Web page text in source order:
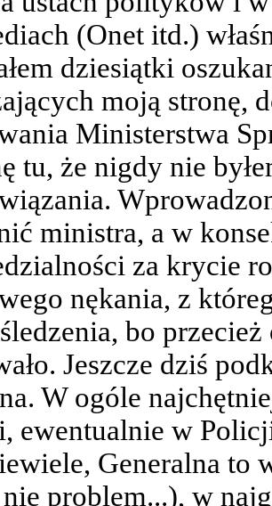
(Onet itd.)
dziesiątki
moją stronę,
Ministerstwa
tu, że nigdy nie
ministra, a w
za krycie
nękania, z
bo
Jeszcze dziś
W ogóle
ewentualnie w
Generalna to
problem...), w